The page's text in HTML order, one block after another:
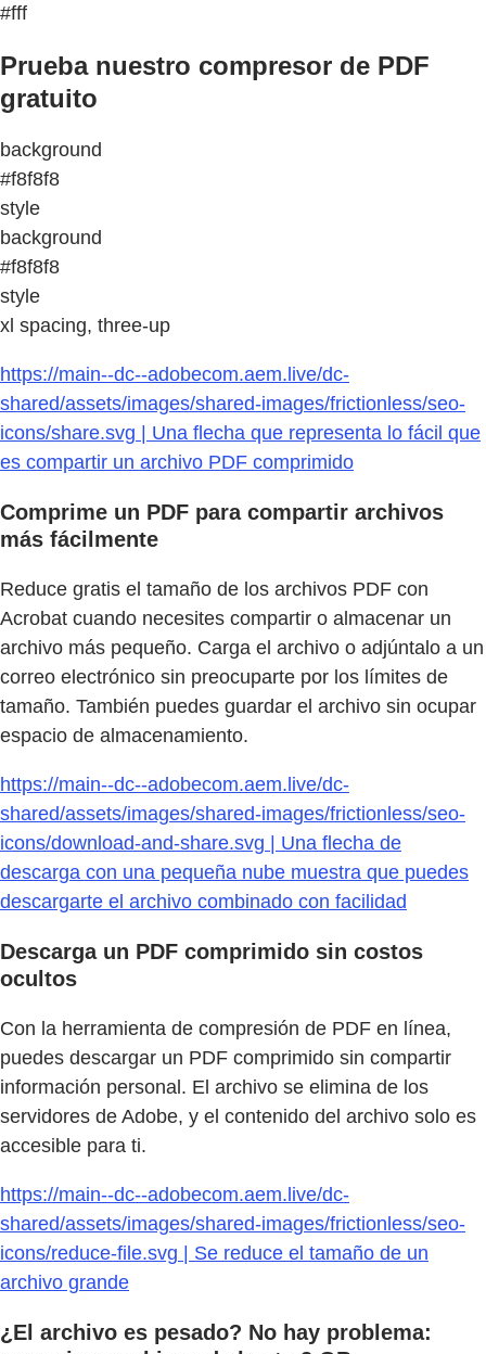
#fff
Prueba nuestro compresor de PDF
gratuito
background
#f8f8f8
style
background
#f8f8f8
style
xl spacing, three-up
https://main--dc--adobecom.aem.live/dc-
shared/assets/images/shared-images/frictionless/seo-
icons/share.svg | Una flecha que representa lo fácil que
es compartir un archivo PDF comprimido
Comprime un PDF para compartir archivos
más fácilmente
Reduce gratis el tamaño de los archivos PDF con
Acrobat cuando necesites compartir o almacenar un
archivo más pequeño. Carga el archivo o adjúntalo a un
correo electrónico sin preocuparte por los límites de
tamaño. También puedes guardar el archivo sin ocupar
espacio de almacenamiento.
https://main--dc--adobecom.aem.live/dc-
shared/assets/images/shared-images/frictionless/seo-
icons/download-and-share.svg | Una flecha de
descarga con una pequeña nube muestra que puedes
descargarte el archivo combinado con facilidad
Descarga un PDF comprimido sin costos
ocultos
Con la herramienta de compresión de PDF en línea,
puedes descargar un PDF comprimido sin compartir
información personal. El archivo se elimina de los
servidores de Adobe, y el contenido del archivo solo es
accesible para ti.
https://main--dc--adobecom.aem.live/dc-
shared/assets/images/shared-images/frictionless/seo-
icons/reduce-file.svg | Se reduce el tamaño de un
archivo grande
¿El archivo es pesado? No hay problema: